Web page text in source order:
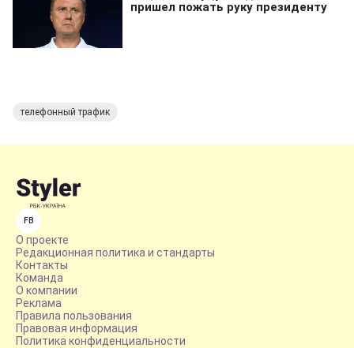
телефонный трафик
FB
О проекте
Редакционная политика и стандарты
Контакты
Команда
О компании
Реклама
Правила пользования
Правовая информация
Политика конфиденциальности